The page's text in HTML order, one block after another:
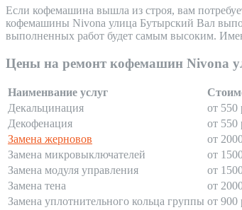
Если кофемашина вышла из строя, вам
кофемашины Nivona улица Бутырский Вал
выполненных работ будет самым высоким.
Цены на ремонт кофемашин Nivona
Наименвание услуг
Декальцинация
от 550
Декофенация
от 550
Замена жерновов
от
Замена микровыключателей
от
Замена модуля управления
от
Замена тена
от
Замена уплотнительного кольца группы от 900